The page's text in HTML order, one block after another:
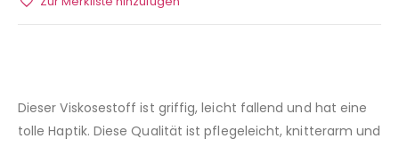
Dieser Viskosestoff ist griffig, leicht fallend und hat eine
tolle Haptik. Diese Qualität ist pflegeleicht, knitterarm und